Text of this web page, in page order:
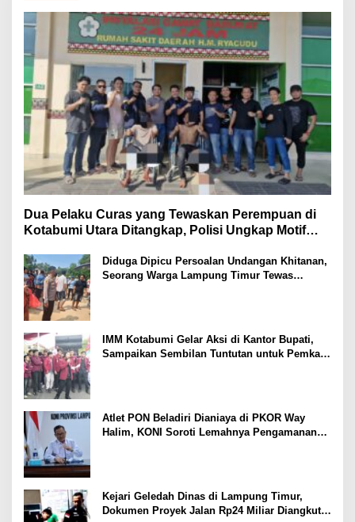
Dua Pelaku Curas yang Tewaskan Perempuan di
Kotabumi Utara Ditangkap, Polisi Ungkap Motif
Diduga Dipicu Persoalan Undangan Khitanan,
Seorang Warga Lampung Timur Tewas
IMM Kotabumi Gelar Aksi di Kantor Bupati,
Sampaikan Sembilan Tuntutan untuk Pemkab
Atlet PON Beladiri Dianiaya di PKOR Way
Halim, KONI Soroti Lemahnya Pengamanan
Kejari Geledah Dinas di Lampung Timur,
Dokumen Proyek Jalan Rp24 Miliar Diangkut